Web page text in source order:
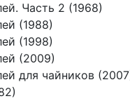
Часть 2 (1968)
(1988)
(1998)
(2009)
для чайников